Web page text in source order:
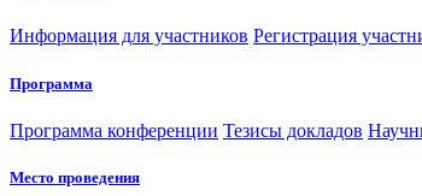
Информация для участников Регистрация
Программа
Программа конференции Тезисы докладов
Место проведения